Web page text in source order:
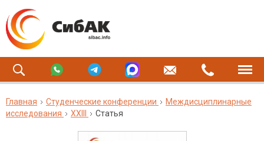
Главная Студенческие конференции
Междисциплинарные
исследования
XXIII Статья